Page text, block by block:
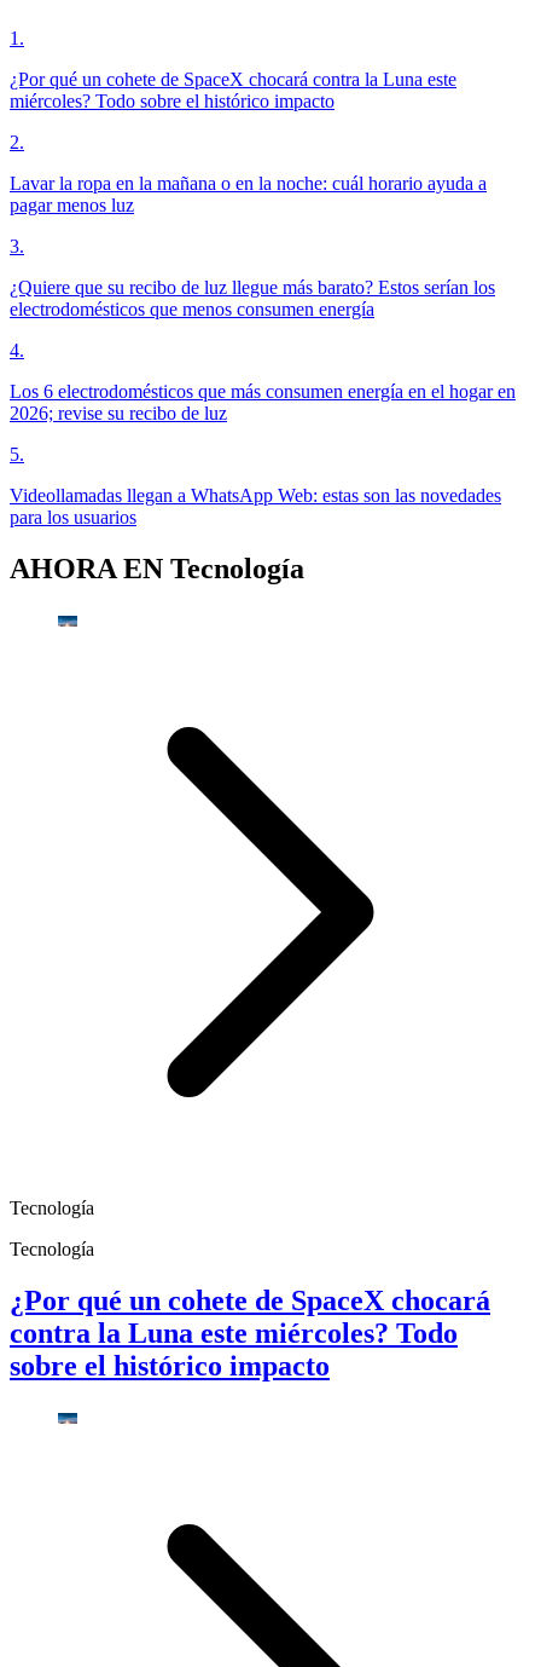
1 .
¿Por qué un cohete de SpaceX chocará contra la Luna este
miércoles? Todo sobre el histórico impacto
2.
Lavar la ropa en la mañana o en la noche: cuál horario ayuda a
pagar menos luz
3.
¿Quiere que su recibo de luz llegue más barato? Estos serían los
electrodomésticos que menos consumen energía
4.
Los 6 electrodomésticos que más consumen energía en el hogar en
2026; revise su recibo de luz
5.
Videollamadas llegan a WhatsApp Web: estas son las novedades
para los usuarios
AHORA EN Tecnología
Tecnología
Tecnología
¿Por qué un cohete de SpaceX chocará
contra la Luna este miércoles? Todo
sobre el histórico impacto